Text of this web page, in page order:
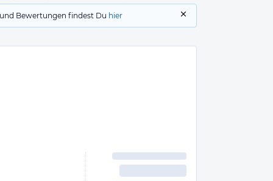
Bewertungen findest Du hier